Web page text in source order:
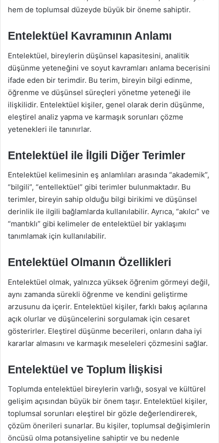
hem de toplumsal düzeyde büyük bir öneme sahiptir.
Entelektüel Kavramının Anlamı
Entelektüel, bireylerin düşünsel kapasitesini, analitik
düşünme yeteneğini ve soyut kavramları anlama becerisini
ifade eden bir terimdir. Bu terim, bireyin bilgi edinme,
öğrenme ve düşünsel süreçleri yönetme yeteneği ile
ilişkilidir. Entelektüel kişiler, genel olarak derin düşünme,
eleştirel analiz yapma ve karmaşık sorunları çözme
yetenekleri ile tanınırlar.
Entelektüel ile İlgili Diğer Terimler
Entelektüel kelimesinin eş anlamlıları arasında “akademik”,
“bilgili”, “entellektüel” gibi terimler bulunmaktadır. Bu
terimler, bireyin sahip olduğu bilgi birikimi ve düşünsel
derinlik ile ilgili bağlamlarda kullanılabilir. Ayrıca, “akılcı” ve
“mantıklı” gibi kelimeler de entelektüel bir yaklaşımı
tanımlamak için kullanılabilir.
Entelektüel Olmanın Özellikleri
Entelektüel olmak, yalnızca yüksek öğrenim görmeyi değil,
aynı zamanda sürekli öğrenme ve kendini geliştirme
arzusunu da içerir. Entelektüel kişiler, farklı bakış açılarına
açık olurlar ve düşüncelerini sorgulamak için cesaret
gösterirler. Eleştirel düşünme becerileri, onların daha iyi
kararlar almasını ve karmaşık meseleleri çözmesini sağlar.
Entelektüel ve Toplum İlişkisi
Toplumda entelektüel bireylerin varlığı, sosyal ve kültürel
gelişim açısından büyük bir önem taşır. Entelektüel kişiler,
toplumsal sorunları eleştirel bir gözle değerlendirerek,
çözüm önerileri sunarlar. Bu kişiler, toplumsal değişimlerin
öncüsü olma potansiyeline sahiptir ve bu nedenle